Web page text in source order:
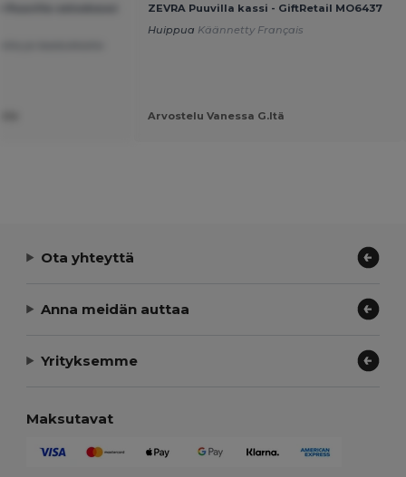
ZEVRA Puuvilla kassi - GiftRetail MO6437
Huippua Käännetty Français
Arvostelu Vanessa G.ltä
Ota yhteyttä
Anna meidän auttaa
Yrityksemme
Maksutavat